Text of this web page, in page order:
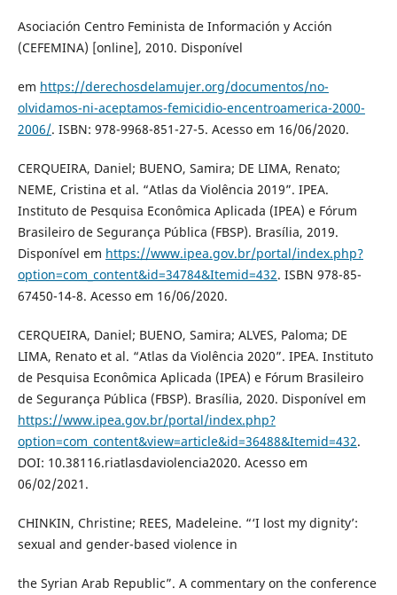
Asociación Centro Feminista de Información y Acción
(CEFEMINA) [online], 2010. Disponível
em https://derechosdelamujer.org/documentos/no-
olvidamos-ni-aceptamos-femicidio-encentroamerica-2000-
2006/. ISBN: 978-9968-851-27-5. Acesso em 16/06/2020.
CERQUEIRA, Daniel; BUENO, Samira; DE LIMA, Renato;
NEME, Cristina et al. “Atlas da Violência 2019”. IPEA.
Instituto de Pesquisa Econômica Aplicada (IPEA) e Fórum
Brasileiro de Segurança Pública (FBSP). Brasília, 2019.
Disponível em https://www.ipea.gov.br/portal/index.php?
option=com_content&id=34784&Itemid=432. ISBN 978-85-
67450-14-8. Acesso em 16/06/2020.
CERQUEIRA, Daniel; BUENO, Samira; ALVES, Paloma; DE
LIMA, Renato et al. “Atlas da Violência 2020”. IPEA. Instituto
de Pesquisa Econômica Aplicada (IPEA) e Fórum Brasileiro
de Segurança Pública (FBSP). Brasília, 2020. Disponível em
https://www.ipea.gov.br/portal/index.php?
option=com_content&view=article&id=36488&Itemid=432.
DOI: 10.38116.riatlasdaviolencia2020. Acesso em
06/02/2021.
CHINKIN, Christine; REES, Madeleine. “‘I lost my dignity’:
sexual and gender-based violence in
the Syrian Arab Republic”. A commentary on the conference